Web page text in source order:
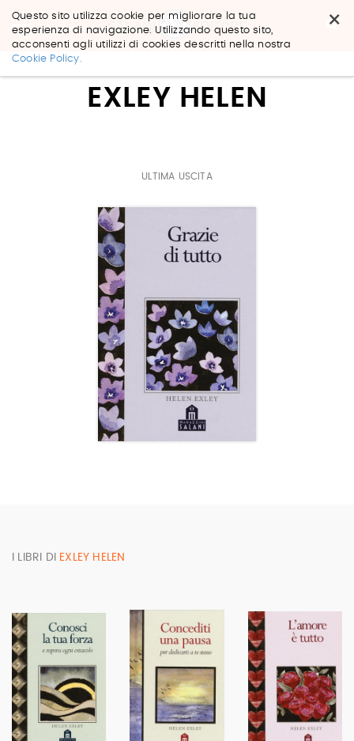
×
Questo sito utilizza cookie per migliorare la tua
esperienza di navigazione. Utilizzando questo sito,
acconsenti agli utilizzi di cookies descritti nella nostra
Cookie Policy.
Salta
EXLEY HELEN
ULTIMA USCITA
I LIBRI DI EXLEY HELEN